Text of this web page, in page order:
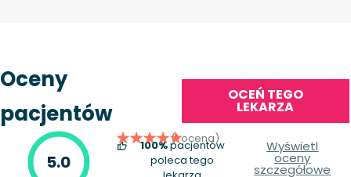
Oceny
pacjentów
OCEŃ TEGO
LEKARZA
5.0
(1 ocena)
100%pacjentów
poleca tego
Wyświetl
oceny
szczegółowe